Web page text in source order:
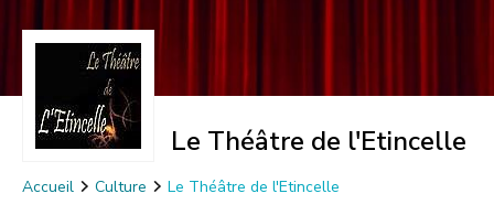
Le Théâtre de l'Etincelle
Accueil Culture Le Théâtre de l'Etincelle